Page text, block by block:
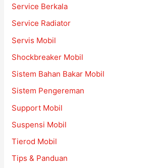
Service Berkala
Service Radiator
Servis Mobil
Shockbreaker Mobil
Sistem Bahan Bakar Mobil
Sistem Pengereman
Support Mobil
Suspensi Mobil
Tierod Mobil
Tips & Panduan